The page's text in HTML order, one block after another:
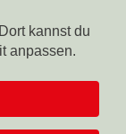
kannst du
anpassen.